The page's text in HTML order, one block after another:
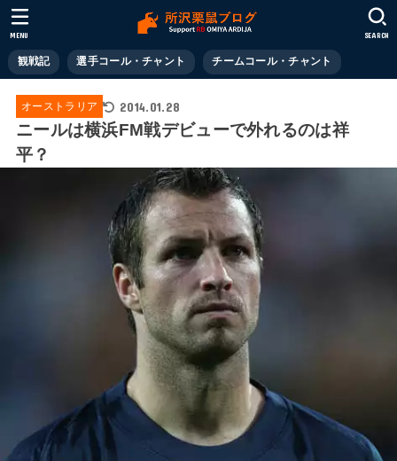
観戦記 選手コール・チャント チームコール・チャント
SEARCH
MENU
オーストラリア 2014.01.28
ニールは横浜FM戦デビューで外れるのは祥
平？